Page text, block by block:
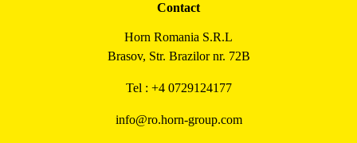
Contact
Horn Romania S.R.L
Brasov, Str. Brazilor nr. 72B
Tel : +4 0729124177
info@ro.horn-group.com